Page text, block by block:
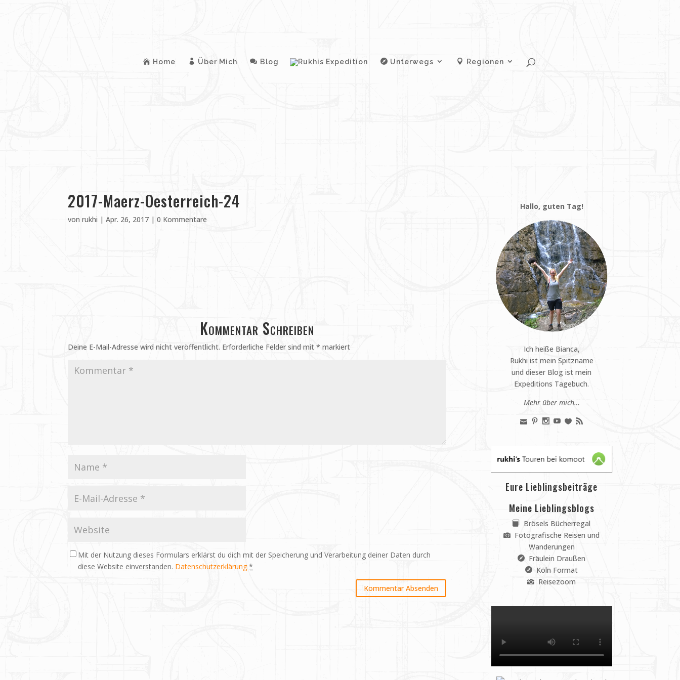
Home Über Mich Blog Unterwegs Regionen
2017-Maerz-Oesterreich-24
vonrukhi |Apr. 26, 2017 |0 Kommentare
Kommentar Schreiben
Deine E-Mail-Adresse wird nicht veröffentlicht. Erforderliche Felder sind mit* markiert
Mit der Nutzung dieses Formulars erklärst du dich mit der Speicherung und Verarbeitung deiner Daten durch
diese Website einverstanden. Datenschutzerklärung *
Hallo, guten Tag!
Ich heiße Bianca,
Rukhi ist mein Spitzname
und dieser Blog ist mein
Expeditions Tagebuch.
Mehr über mich…
Eure Lieblingsbeiträge
Meine Lieblingsblogs
Brösels Bücherregal
Fotografische Reisen und
Wanderungen
Fräulein Draußen
Köln Format
Reisezoom